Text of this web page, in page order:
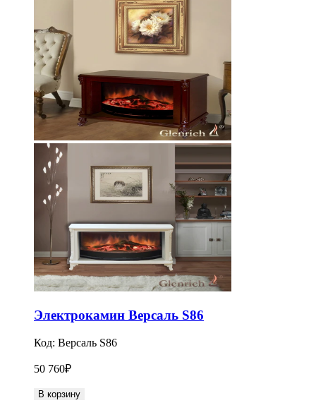
Электрокамин Версаль S86
Код: Версаль S86
50 760₽
В корзину